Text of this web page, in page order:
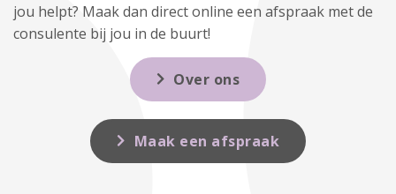
jou helpt? Maak dan direct online een afspraak met de
consulente bij jou in de buurt!
Over ons
Maak een afspraak